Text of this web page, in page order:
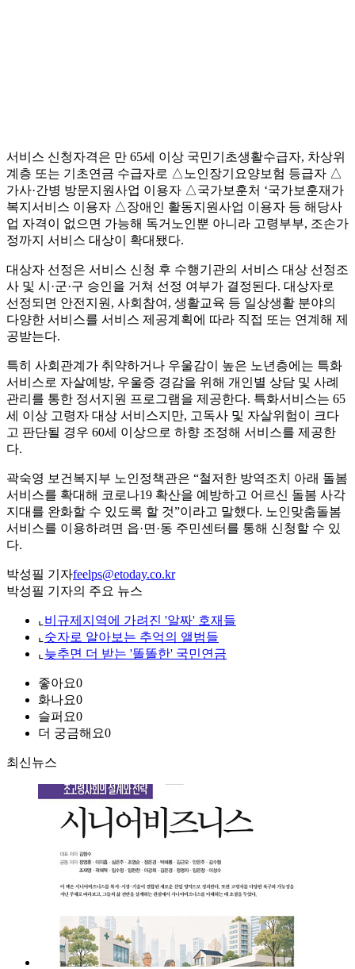
서비스 신청자격은 만 65세 이상 국민기초생활수급자, 차상위
계층 또는 기초연금 수급자로 △노인장기요양보험 등급자 △
가사·간병 방문지원사업 이용자 △국가보훈처 ‘국가보훈재가
복지서비스 이용자 △장애인 활동지원사업 이용자 등 해당사
업 자격이 없으면 가능해 독거노인뿐 아니라 고령부부, 조손가
정까지 서비스 대상이 확대됐다.
대상자 선정은 서비스 신청 후 수행기관의 서비스 대상 선정조
사 및 시·군·구 승인을 거쳐 선정 여부가 결정된다. 대상자로
선정되면 안전지원, 사회참여, 생활교육 등 일상생활 분야의
다양한 서비스를 서비스 제공계획에 따라 직접 또는 연계해 제
공받는다.
특히 사회관계가 취약하거나 우울감이 높은 노년층에는 특화
서비스로 자살예방, 우울증 경감을 위해 개인별 상담 및 사례
관리를 통한 정서지원 프로그램을 제공한다. 특화서비스는 65
세 이상 고령자 대상 서비스지만, 고독사 및 자살위험이 크다
고 판단될 경우 60세 이상으로 하향 조정해 서비스를 제공한
다.
곽숙영 보건복지부 노인정책관은 “철저한 방역조치 아래 돌봄
서비스를 확대해 코로나19 확산을 예방하고 어르신 돌봄 사각
지대를 완화할 수 있도록 할 것”이라고 말했다. 노인맞춤돌봄
서비스를 이용하려면 읍·면·동 주민센터를 통해 신청할 수 있
다.
박성필 기자feelps@etoday.co.kr
박성필 기자의 주요 뉴스
⌞ 비규제지역에 가려진 '알짜' 호재들
⌞ 숫자로 알아보는 추억의 앨범들
⌞ 늦추면 더 받는 '똘똘한' 국민연금
좋아요0
화나요0
슬퍼요0
더 궁금해요0
최신뉴스